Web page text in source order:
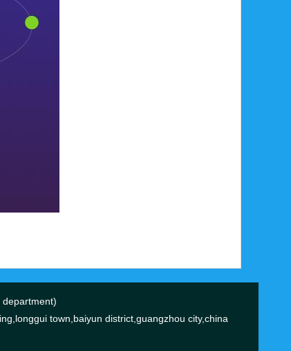
town,baiyun district,guangzhou city,china